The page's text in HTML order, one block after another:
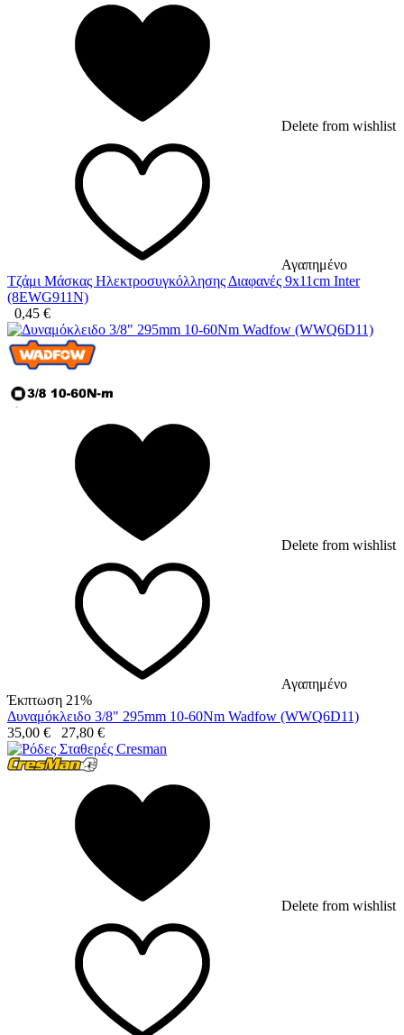
Delete from wishlist
Αγαπημένο
Τζάμι Μάσκας Ηλεκτροσυγκόλλησης Διαφανές 9x11cm Inter
(8EWG911N)
0,45 €
Delete from wishlist
Αγαπημένο
Έκπτωση 21%
Δυναμόκλειδο 3/8" 295mm 10-60Nm Wadfow (WWQ6D11)
35,00 € 27,80 €
Delete from wishlist